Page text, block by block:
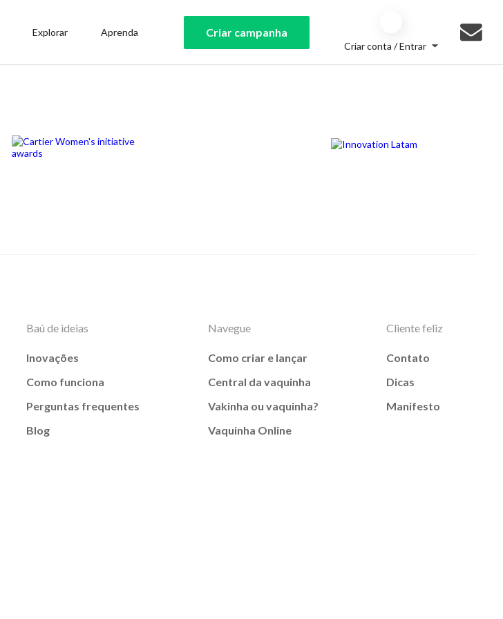
Explorar Aprenda Criar campanha
Criar conta / Entrar
Baú de ideias
Inovações
Como funciona
Perguntas frequentes
Blog
Navegue
Como criar e lançar
Central da vaquinha
Vakinha ou vaquinha?
Vaquinha Online
Cliente feliz
Contato
Dicas
Manifesto